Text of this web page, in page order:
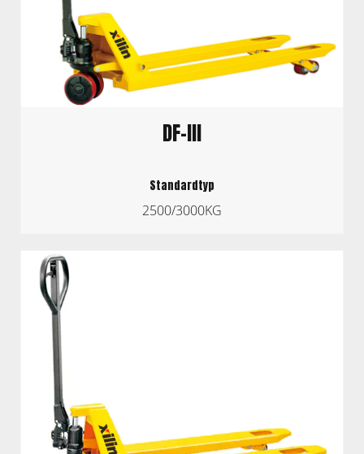
DF-III
Standardtyp
2500/3000KG